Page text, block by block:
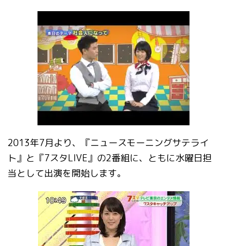
2013年7月より、『ニュースモーニングサテライ
ト』と『7スタLIVE』の2番組に、ともに水曜日担
当として出演を開始します。